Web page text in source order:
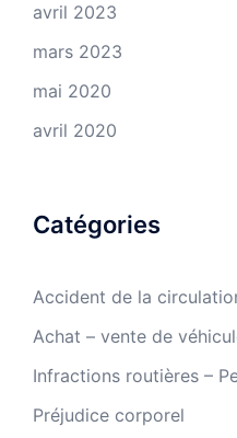
avril 2023
mars 2023
mai 2020
avril 2020
Catégories
Accident de la
Achat – vente de
Infractions routières –
Préjudice corporel